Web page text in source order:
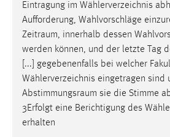
Eintragung im Wählerverzeichnis
Aufforderung, Wahlvorschläge
Zeitraum, innerhalb dessen
werden können, und der letzte Tag
[...] gegebenenfalls bei welcher
Wählerverzeichnis eingetragen sind
Abstimmungsraum sie die Stimme
3Erfolgt eine Berichtigung des
erhalten